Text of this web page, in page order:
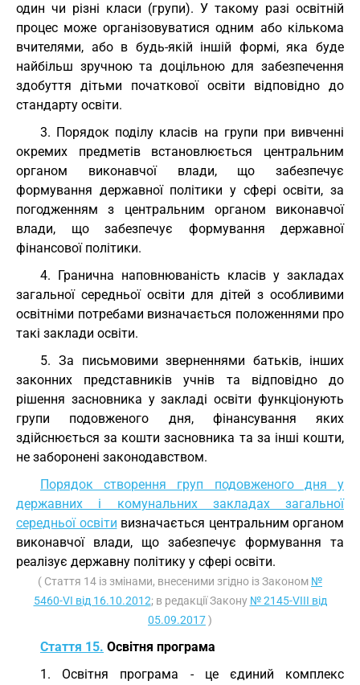
один чи різні класи (групи). У такому разі освітній
процес може організовуватися одним або кількома
вчителями, або в будь-якій іншій формі, яка буде
найбільш зручною та доцільною для забезпечення
здобуття дітьми початкової освіти відповідно до
стандарту освіти.
3. Порядок поділу класів на групи при вивченні
окремих предметів встановлюється центральним
органом виконавчої влади, що забезпечує
формування державної політики у сфері освіти, за
погодженням з центральним органом виконавчої
влади, що забезпечує формування державної
фінансової політики.
4. Гранична наповнюваність класів у закладах
загальної середньої освіти для дітей з особливими
освітніми потребами визначається положеннями про
такі заклади освіти.
5. За письмовими зверненнями батьків, інших
законних представників учнів та відповідно до
рішення засновника у закладі освіти функціонують
групи подовженого дня, фінансування яких
здійснюється за кошти засновника та за інші кошти,
не заборонені законодавством.
Порядок створення груп подовженого дня у
державних і комунальних закладах загальної
середньої освіти визначається центральним органом
виконавчої влади, що забезпечує формування та
реалізує державну політику у сфері освіти.
( Стаття 14 із змінами, внесеними згідно із Законом №
5460-VI від 16.10.2012; в редакції Закону № 2145-VIII від
05.09.2017)
Стаття 15. Освітня програма
1. Освітня програма - це єдиний комплекс